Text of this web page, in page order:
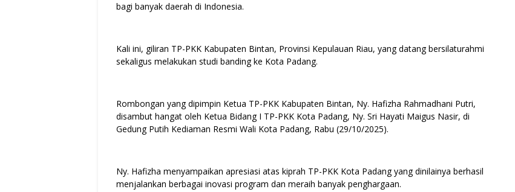
bagi banyak daerah di Indonesia.
Kali ini, giliran TP-PKK Kabupaten Bintan, Provinsi Kepulauan Riau, yang datang bersilaturahmi
sekaligus melakukan studi banding ke Kota Padang.
Rombongan yang dipimpin Ketua TP-PKK Kabupaten Bintan, Ny. Hafizha Rahmadhani Putri,
disambut hangat oleh Ketua Bidang I TP-PKK Kota Padang, Ny. Sri Hayati Maigus Nasir, di
Gedung Putih Kediaman Resmi Wali Kota Padang, Rabu (29/10/2025).
Ny. Hafizha menyampaikan apresiasi atas kiprah TP-PKK Kota Padang yang dinilainya berhasil
menjalankan berbagai inovasi program dan meraih banyak penghargaan.